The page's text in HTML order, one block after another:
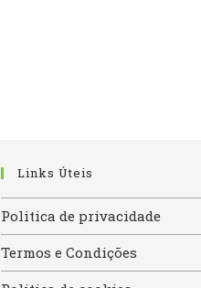
Links Úteis
Politica de privacidade
Termos e Condições